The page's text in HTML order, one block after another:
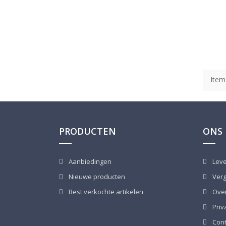
PRODUCTEN
Aanbiedingen
Nieuwe producten
Best verkochte artikelen
ONS